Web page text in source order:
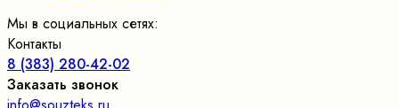
Мы в социальных сетях:
Контакты
8 (383) 280-42-02
Заказать звонок